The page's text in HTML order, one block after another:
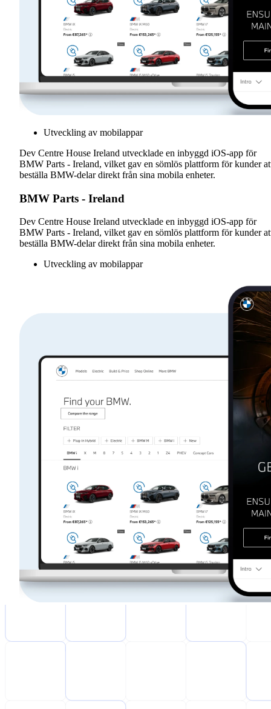
Utveckling av mobilappar
Dev Centre House Ireland utvecklade en inbyggd iOS-app för
BMW Parts - Ireland, vilket gav en sömlös plattform för kunder
beställa BMW-delar direkt från sina mobila enheter.
BMW Parts - Ireland
Dev Centre House Ireland utvecklade en inbyggd iOS-app för
BMW Parts - Ireland, vilket gav en sömlös plattform för kunder
beställa BMW-delar direkt från sina mobila enheter.
Utveckling av mobilappar